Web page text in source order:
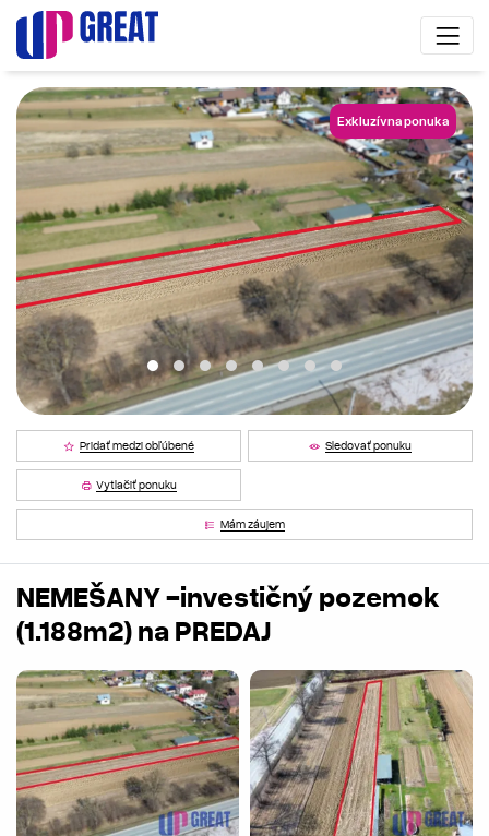
Exkluzívna ponuka
Pridať medzi obľúbené Sledovať ponuku
Vytlačiť ponuku
Mám záujem
NEMEŠANY -investičný pozemok
(1.188m2) na PREDAJ